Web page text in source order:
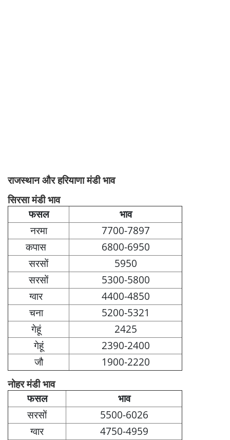
राजस्थान और हरियाणा मंडी भाव
सिरसा मंडी भाव
फसल
भाव
नरमा
7700-7897
कपास
6800-6950
सरसों
5950
सरसों
5300-5800
ग्वार
4400-4850
चना
5200-5321
गेहूं
2425
गेहूं
2390-2400
जौ
1900-2220
नोहर मंडी भाव
फसल
भाव
सरसों
5500-6026
ग्वार
4750-4959